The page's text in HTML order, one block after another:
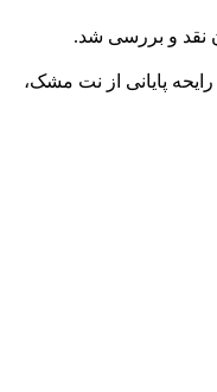
پایانی از نت مشک،